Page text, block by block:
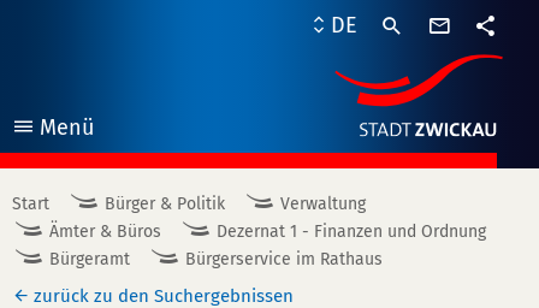
Menü
öffnen
DE
Start Bürger & Politik
Verwaltung
Ämter & Büros
Dezernat 1 - Finanzen und Ordnung
Bürgeramt
Bürgerservice im Rathaus
zurück zu den Suchergebnissen